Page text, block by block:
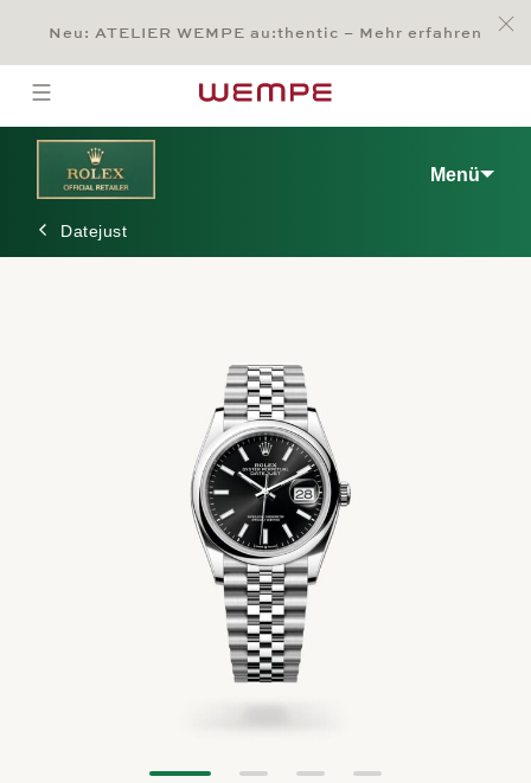
Main Content
Main Menu
Search
Footer
Neu: ATELIER WEMPE au:thentic – Mehr erfahren
open menu
Menü
Datejust